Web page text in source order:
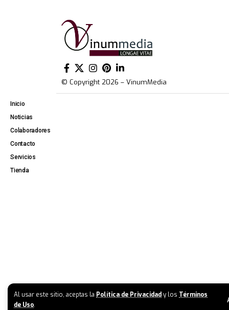
Al usar este sitio, aceptas la Política de Privacidad y los Términos
de Uso.
© Copyright 2026 – VinumMedia
Inicio
Noticias
Colaboradores
Contacto
Servicios
Tienda